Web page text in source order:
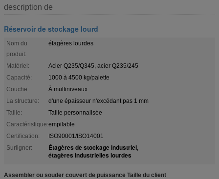
description de
Réservoir de stockage lourd
Nom du
produit:
étagères lourdes
Matériel:
Acier Q235/Q345, acier Q235/245
Capacité:
1000 à 4500 kg/palette
Couche:
À multiniveaux
La structure:
d'une épaisseur n'excédant pas 1 mm
Taille:
Taille personnalisée
Caractéristique:empilable
Certification:
ISO90001/ISO14001
Surligner:
Étagères de stockage industriel,
étagères industrielles lourdes
Assembler ou souder couvert de puissance Taille du client